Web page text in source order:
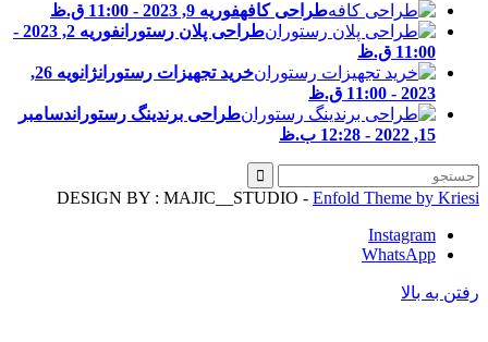
طراحی کافهفوریه 9, 2023 - 11:00 ق.ظ
طراحی پلان رستوران
فوریه 2, 2023 -
11:00 ق.ظ
خرید تجهیزات رستوران
ژانویه 26,
2023 - 11:00 ق.ظ
طراحی برندینگ رستوران دسامبر
15, 2022 - 12:28 ب.ظ
DESIGN BY : MAJIC__STUDIO -Enfold Theme by
Instagram
WhatsApp
به بالا